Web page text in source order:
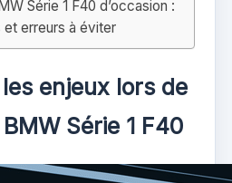
Série 1 F40 d’occasion :
erreurs à éviter
enjeux lors de
BMW Série 1 F40